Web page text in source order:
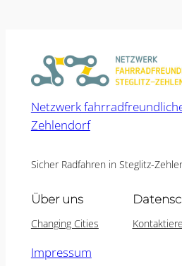
Netzwerk
Zehlendorf
Sicher Radfahren in Steglitz-
Über uns
Changing Cities
Impressum